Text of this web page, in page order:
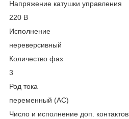
Напряжение катушки управления
220 В
Исполнение
нереверсивный
Количество фаз
3
Род тока
переменный (AC)
Число и исполнение доп. контактов